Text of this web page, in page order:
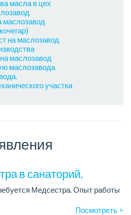
масла в цех
маслозавод
на маслозавод
маслозавод
маслозавода
участка
в санаторий.
Медсестра. Опыт работы
Посмотреть >